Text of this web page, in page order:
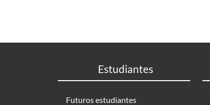
Estudiantes
Futuros estudiantes